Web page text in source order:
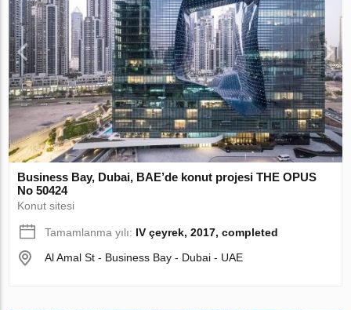
Business Bay, Dubai, BAE’de konut projesi THE OPUS
No 50424
Konut sitesi
Tamamlanma yılı: IV çeyrek, 2017, completed
Al Amal St - Business Bay - Dubai - UAE